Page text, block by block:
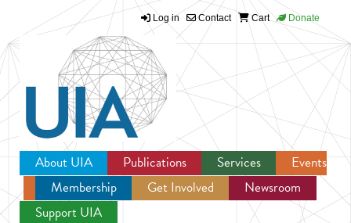
Jump to navigation
Log in Contact Cart Donate
About UIA Publications Services
Events
Membership
Get Involved
Newsroom
Support UIA